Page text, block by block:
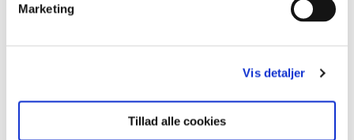
Marketing
Vis detaljer
Tillad alle cookies